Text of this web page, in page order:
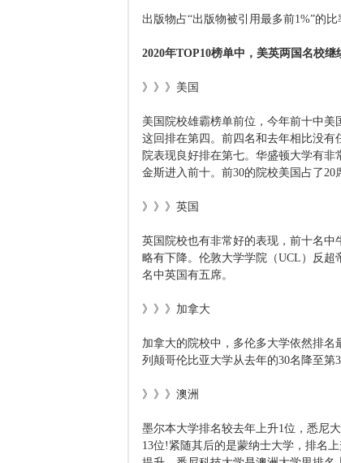
出版物占“出版物被引用最多前1%”的比
2020年TOP10榜单中，美英两国名校
》》》美国
美国院校雄霸榜单前位，今年前十中
这回排在第四。前四名和去年相比没
院表现良好排在第七。华盛顿大学有
金斯进入前十。前30的院校美国占了20
》》》英国
英国院校也有非常好的表现，前十名
略有下降。伦敦大学学院（UCL）反超
名中英国有五席。
》》》加拿大
加拿大的院校中，多伦多大学依然排
列颠哥伦比亚大学从去年的30名降至第
》》》澳洲
墨尔本大学排名较去年上升1位，悉尼
13位!紧随其后的是蒙纳士大学，排名